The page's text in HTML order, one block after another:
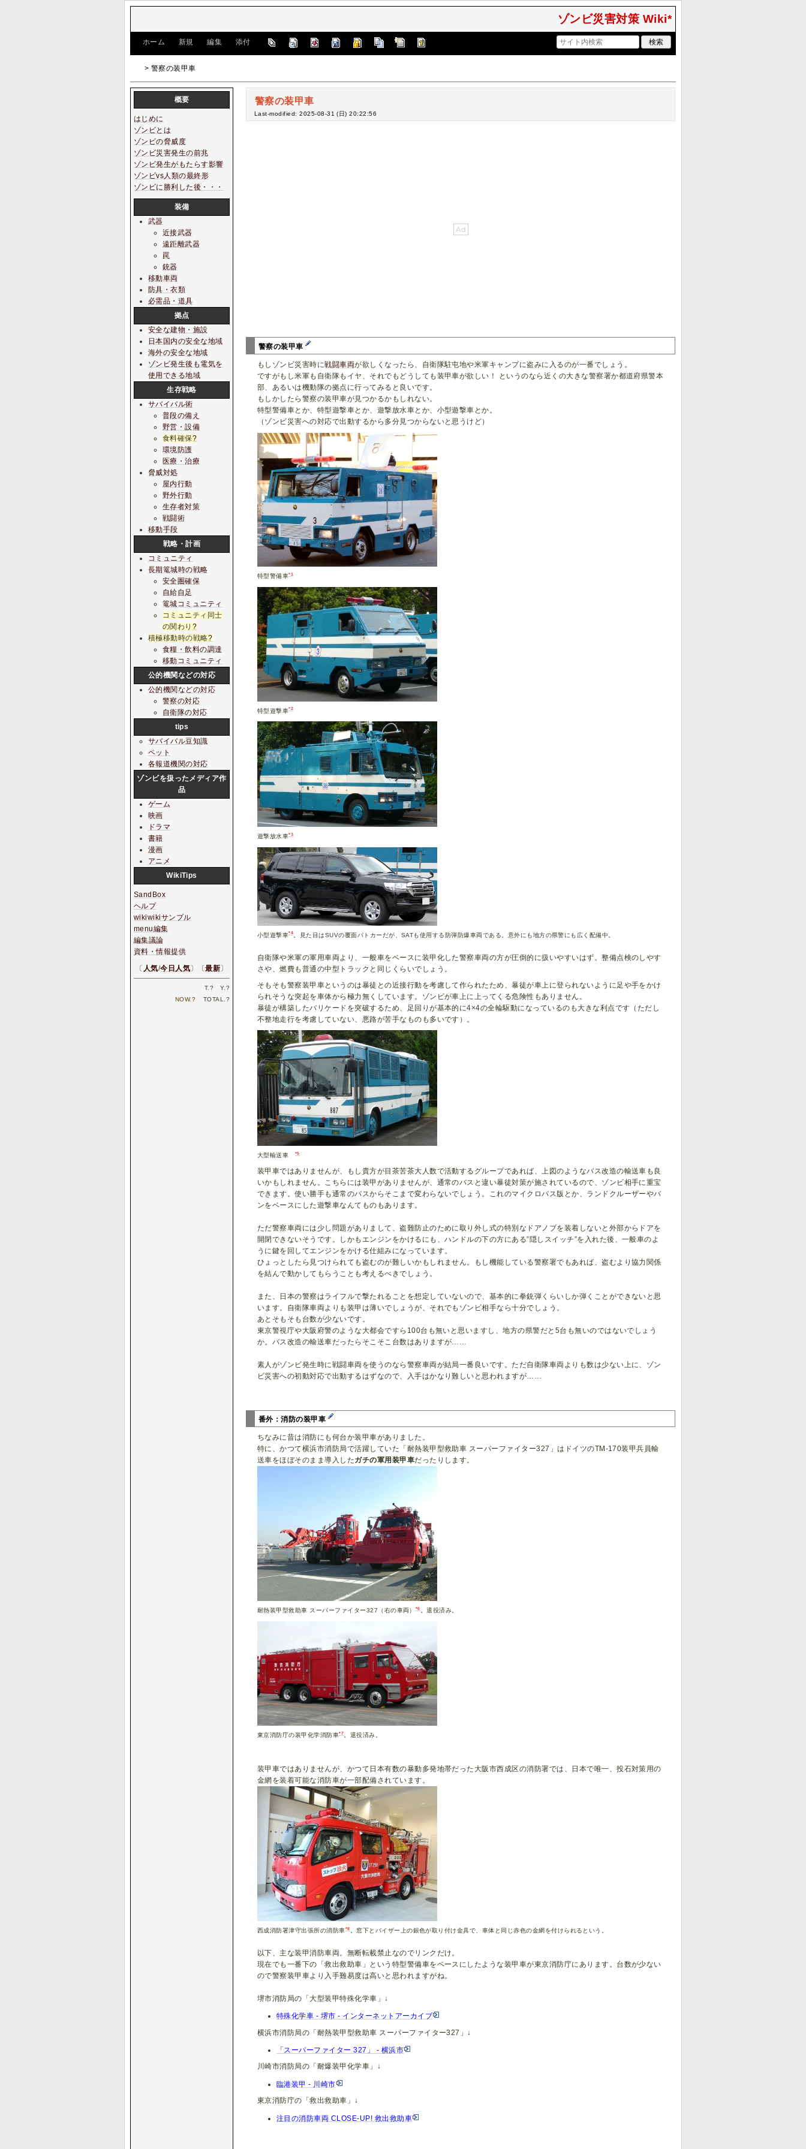
ゾンビ災害対策 Wiki*
ホーム 新規 編集 添付
> 警察の装甲車
警察の装甲車
Last-modified: 2025-08-31 (日) 20:22:56
警察の装甲車
もしゾンビ災害時に戦闘車両が欲しくなったら、自衛隊駐屯地や米軍キャンプに盗みに入るのが一番でしょう。
ですがもし米軍も自衛隊もイヤ、それでもどうしても装甲車が欲しい！ というのなら近くの大きな警察署か都道府県警本
部、あるいは機動隊の拠点に行ってみると良いです。
もしかしたら警察の装甲車が見つかるかもしれない。
特型警備車とか、特型遊撃車とか、遊撃放水車とか、小型遊撃車とか。
（ゾンビ災害への対応で出動するから多分見つからないと思うけど）
特型警備車*1
特型遊撃車*2
遊撃放水車*3
小型遊撃車*4 。見た目はSUVの覆面パトカーだが、SATも使用する防弾防爆車両である。意外にも地方の県警にも広く配備中。
自衛隊や米軍の軍用車両より、一般車をベースに装甲化した警察車両の方が圧倒的に扱いやすいはず。整備点検のしやす
さや、燃費も普通の中型トラックと同じくらいでしょう。
そもそも警察装甲車というのは暴徒との近接行動を考慮して作られたため、暴徒が車上に登られないように足や手をかけ
られそうな突起を車体から極力無くしています。ゾンビが車上に上ってくる危険性もありません。
暴徒が構築したバリケードを突破するため、足回りが基本的に4×4の全輪駆動になっているのも大きな利点です（ただし
不整地走行を考慮していない、悪路が苦手なものも多いです）。
大型輸送車 *5
装甲車ではありませんが、もし貴方が目茶苦茶大人数で活動するグループであれば、上図のようなバス改造の輸送車も良
いかもしれません。こちらには装甲がありませんが、通常のバスと違い暴徒対策が施されているので、ゾンビ相手に重宝
できます。使い勝手も通常のバスからそこまで変わらないでしょう。これのマイクロバス版とか、ランドクルーザーやバ
ンをベースにした遊撃車なんてものもあります。
ただ警察車両には少し問題がありまして、盗難防止のために取り外し式の特別なドアノブを装着しないと外部からドアを
開閉できないそうです。しかもエンジンをかけるにも、ハンドルの下の方にある”隠しスイッチ”を入れた後、一般車のよ
うに鍵を回してエンジンをかける仕組みになっています。
ひょっとしたら見つけられても盗むのが難しいかもしれません。もし機能している警察署でもあれば、盗むより協力関係
を結んで動かしてもらうことも考えるべきでしょう。
また、日本の警察はライフルで撃たれることを想定していないので、基本的に拳銃弾くらいしか弾くことができないと思
います。自衛隊車両よりも装甲は薄いでしょうが、それでもゾンビ相手なら十分でしょう。
あとそもそも台数が少ないです。
東京警視庁や大阪府警のような大都会ですら100台も無いと思いますし、地方の県警だと5台も無いのではないでしょう
か。バス改造の輸送車だったらそこそこ台数はありますが……
素人がゾンビ発生時に戦闘車両を使うのなら警察車両が結局一番良いです。ただ自衛隊車両よりも数は少ない上に、ゾン
ビ災害への初動対応で出動するはずなので、入手はかなり難しいと思われますが……
番外：消防の装甲車
ちなみに昔は消防にも何台か装甲車がありました。
特に、かつて横浜市消防局で活躍していた「耐熱装甲型救助車 スーパーファイター327」はドイツのTM-170装甲兵員輸
送車をほぼそのまま導入したガチの軍用装甲車だったりします。
耐熱装甲型救助車 スーパーファイター327（右の車両） *6。退役済み。
東京消防庁の装甲化学消防車*7 。退役済み。
装甲車ではありませんが、かつて日本有数の暴動多発地帯だった大阪市西成区の消防署では、日本で唯一、投石対策用の
金網を装着可能な消防車が一部配備されています。
西成消防署津守出張所の消防車*8。窓下とバイザー上の銀色が取り付け金具で、車体と同じ赤色の金網を付けられるという。
以下、主な装甲消防車両。無断転載禁止なのでリンクだけ。
現在でも一番下の「救出救助車」という特型警備車をベースにしたような装甲車が東京消防庁にあります。台数が少ない
ので警察装甲車より入手難易度は高いと思われますがね。
堺市消防局の「大型装甲特殊化学車」↓
特殊化学車 - 堺市 - インターネットアーカイブ
横浜市消防局の「耐熱装甲型救助車 スーパーファイター327」↓
「スーパーファイター 327」 - 横浜市
川崎市消防局の「耐爆装甲化学車」↓
臨港装甲 - 川崎市
東京消防庁の「救出救助車」↓
注目の消防車両 CLOSE-UP! 救出救助車
概要
はじめに
ゾンビとは
ゾンビの脅威度
ゾンビ災害発生の前兆
ゾンビ発生がもたらす影響
ゾンビvs人類の最終形
ゾンビに勝利した後・・・
装備
武器
近接武器
遠距離武器
罠
銃器
移動車両
防具・衣類
必需品・道具
拠点
安全な建物・施設
日本国内の安全な地域
海外の安全な地域
ゾンビ発生後も電気を
使用できる地域
生存戦略
サバイバル術
普段の備え
野営・設備
食料確保?
環境防護
医療・治療
脅威対処
屋内行動
野外行動
生存者対策
戦闘術
移動手段
戦略・計画
コミュニティ
長期篭城時の戦略
安全圏確保
自給自足
篭城コミュニティ
コミュニティ同士
の関わり ?
積極移動時の戦略?
食糧・飲料の調達
移動コミュニティ
公的機関などの対応
公的機関などの対応
警察の対応
自衛隊の対応
tips
サバイバル豆知識
ペット
各報道機関の対応
ゾンビを扱ったメディア作
品
ゲーム
映画
ドラマ
書籍
漫画
アニメ
WikiTips
SandBox
ヘルプ
wikiwikiサンプル
menu編集
編集議論
資料・情報提供
〔 人気/今日人気〕〔最新〕
T. ? Y. ?
NOW.? TOTAL. ?